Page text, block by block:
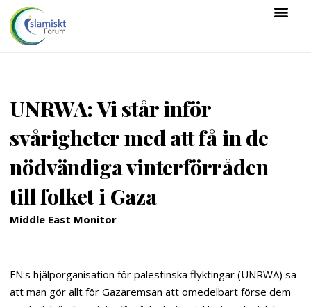
UNRWA: Vi står inför
svårigheter med att få in de
nödvändiga vinterförråden
till folket i Gaza
Middle East Monitor
FN:s hjälporganisation för palestinska flyktingar (UNRWA) sa
att man gör allt för Gazaremsan att omedelbart förse dem